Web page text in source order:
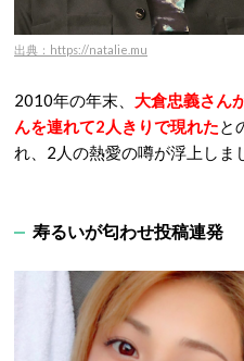
出典：https://natalie.mu
2010年の年末、 大倉忠義さん
んを連れて2人きりで現れたと
れ、2人の熱愛の噂が浮上しま
寿るいが匂わせ投稿連発